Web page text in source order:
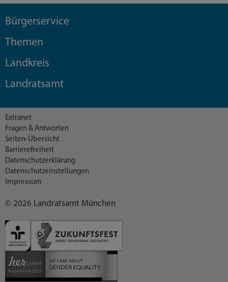
Bürgerservice
Themen
Landkreis
Landratsamt
© 2026 Landratsamt München
Extranet
Fragen & Antworten
Seiten-Übersicht
Barrierefreiheit
Datenschutzerklärung
Datenschutzeinstellungen
Impressum